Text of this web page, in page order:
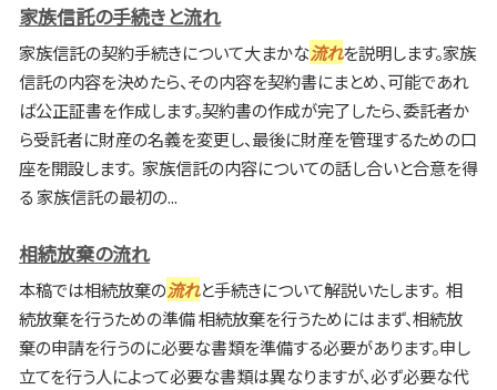
家族信託の手続きと流れ
家族信託の契約手続きについて大まかな流れを説明します。家族
信託の内容を決めたら、その内容を契約書にまとめ、可能であれ
ば公正証書を作成します。契約書の作成が完了したら、委託者か
ら受託者に財産の名義を変更し、最後に財産を管理するための口
座を開設します。 家族信託の内容についての話し合いと合意を得
る 家族信託の最初の...
相続放棄の流れ
本稿では相続放棄の流れと手続きについて解説いたします。 相
続放棄を行うための準備 相続放棄を行うためにはまず、相続放
棄の申請を行うのに必要な書類を準備する必要があります。申し
立てを行う人によって必要な書類は異なりますが、必ず必要な代